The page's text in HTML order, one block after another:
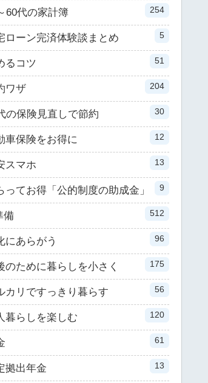
60代の家計簿 254
ローン完済体験談まとめ 5
るコツ 51
ワザ 204
の保険見直しで節約 30
車保険をお得に 12
スマホ 13
ってお得「公的制度の助成金」 9
備 512
にあらがう 96
のために暮らしを小さく 175
カリですっきり暮らす 56
暮らしを楽しむ 120
61
拠出年金 13